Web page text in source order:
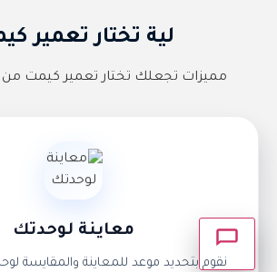
لية تختار تعمير
مميزات تجعلك تختار تعمير كيمت من
معاينة لوحدتك
نقوم بتحديد موعد للمعاينة والمقايسة
أهلاً بك 👋 كيف يمكننا مساعدتك؟